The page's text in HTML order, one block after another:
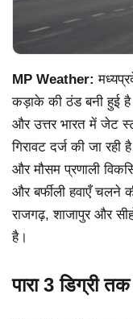
MP Weather:
कड़ाके की ठंड बनी हुई है।
और उत्तर भारत में जेट
गिरावट दर्ज की जा
और मौसम प्रणाली
और बर्फीली हवाएँ चलने
राजगढ़, शाजापुर और
है।
पारा 3 डिग्री